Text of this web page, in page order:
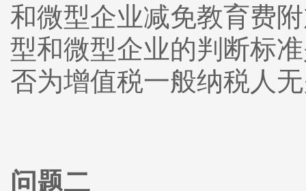
和微型企业减免教育费
型和微型企业的判断标
否为增值税一般纳税人
问题二